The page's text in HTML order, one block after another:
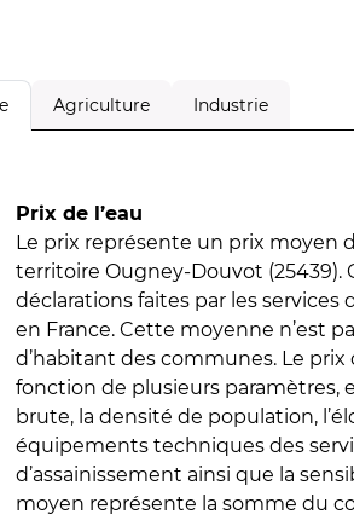
Agriculture Industrie
Prix de l’eau
Le prix représente un prix moyen
territoire Ougney-Douvot (25439).
déclarations faites par les services
en France. Cette moyenne n’est
d’habitant des communes. Le prix
fonction de plusieurs paramètres,
brute, la densité de population,
équipements techniques des
d’assainissement ainsi que la
moyen représente la somme du